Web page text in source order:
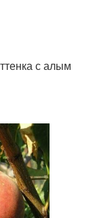
с алым